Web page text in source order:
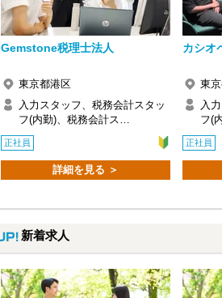
Gemstone税理士法人
東京都港区
入力スタッフ、税務会計スタッ
フ(内勤)、税務会計ス…
正社員
詳細を見る ＞
カシオ
東
入
フ(
正社員
新着求人